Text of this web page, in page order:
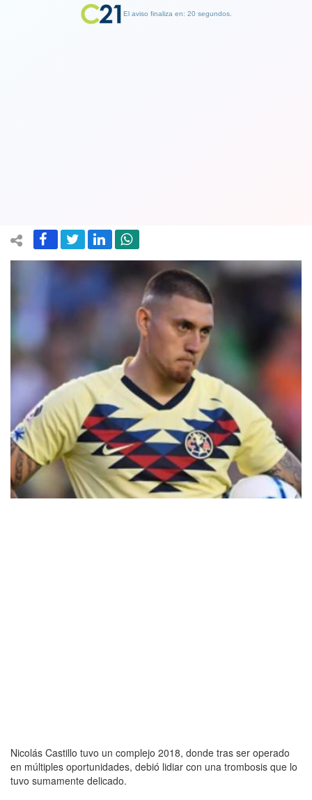
Nicolás Castillo tuvo un complejo 2018, donde tras ser operado
en múltiples oportunidades, debió lidiar con una trombosis que lo
tuvo sumamente delicado.
El aviso finaliza en: 19 segundos.